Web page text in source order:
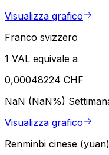
Visualizza grafico
Franco svizzero
1 VAL equivale a
0,00048224 CHF
NaN (NaN%)
Visualizza grafico
Renminbi cinese (yuan)